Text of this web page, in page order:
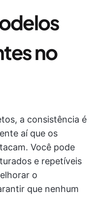
no
a consistência é
aí que os
Você pode
e repetíveis
o
que nenhum